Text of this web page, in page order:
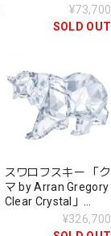
¥73,700
SOLD OUT
スワロフスキー 「ク
マ by Arran Gregory
Clear Crystal」
¥326,700